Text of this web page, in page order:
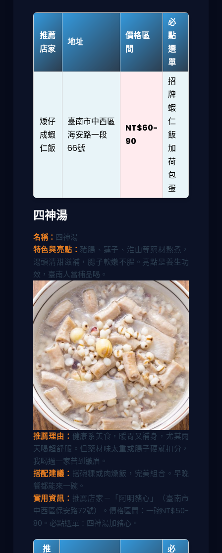
推薦
店家
地址
價格區
間
必
點
選
單
矮仔
成蝦
仁飯
臺南市中西區
海安路一段
66號
NT$60-
90
招
牌
蝦
仁
飯
加
荷
包
蛋
四神湯
名稱： 四神湯
特色與亮點： 豬腸、蓮子、淮山等藥材熬煮，
湯頭清甜滋補，腸子軟嫩不腥。亮點是養生功
效，臺南人當補品喝。
推薦理由： 健康系美食，暖胃又補身，尤其雨
天喝超舒服。但藥材味太重或腸子硬就扣分，
我喝過一家苦到皺眉。
搭配建議： 搭碗粿或肉燥飯，完美組合。早晚
餐都能來一碗。
實用資訊： 推薦店家－「阿明豬心」（臺南市
中西區保安路72號）。價格區間：一碗NT$50-
80。必點選單：四神湯加豬心。
推 必